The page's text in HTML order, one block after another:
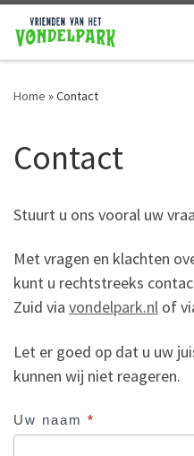
Ga naar de inhoud
Home »Contact
Contact
Stuurt u ons vooral uw
Met vragen en klachten
kunt u rechtstreeks
Zuid via vondelpark.nl of
Let er goed op dat u uw
kunnen wij niet reageren.
Contact
formulier
Uw naam *